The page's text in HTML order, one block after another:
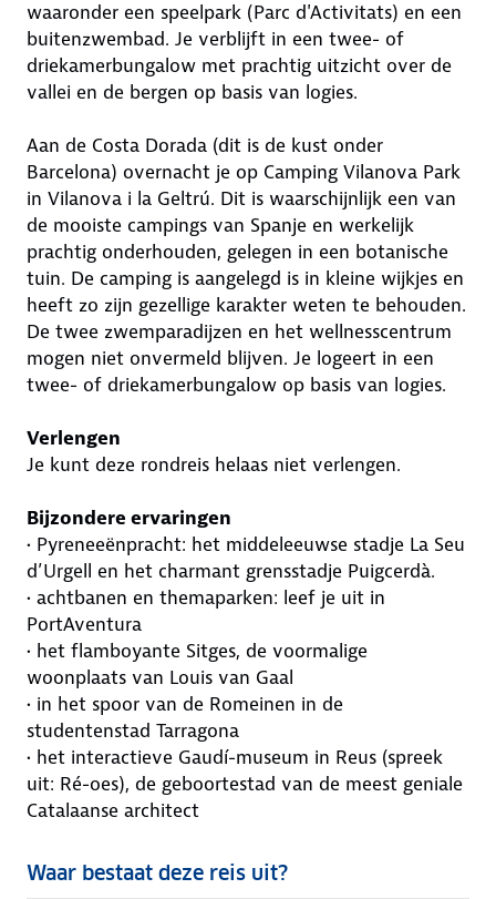
waaronder een speelpark (Parc d'Activitats) en een
buitenzwembad. Je verblijft in een twee- of
driekamerbungalow met prachtig uitzicht over de
vallei en de bergen op basis van logies.
Aan de Costa Dorada (dit is de kust onder
Barcelona) overnacht je op Camping Vilanova Park
in Vilanova i la Geltrú. Dit is waarschijnlijk een van
de mooiste campings van Spanje en werkelijk
prachtig onderhouden, gelegen in een botanische
tuin. De camping is aangelegd is in kleine wijkjes en
heeft zo zijn gezellige karakter weten te behouden.
De twee zwemparadijzen en het wellnesscentrum
mogen niet onvermeld blijven. Je logeert in een
twee- of driekamerbungalow op basis van logies.
Verlengen
Je kunt deze rondreis helaas niet verlengen.
Bijzondere ervaringen
• Pyreneeënpracht: het middeleeuwse stadje La Seu
d’Urgell en het charmant grensstadje Puigcerdà.
• achtbanen en themaparken: leef je uit in
PortAventura
• het flamboyante Sitges, de voormalige
woonplaats van Louis van Gaal
• in het spoor van de Romeinen in de
studentenstad Tarragona
• het interactieve Gaudí-museum in Reus (spreek
uit: Ré-oes), de geboortestad van de meest geniale
Catalaanse architect
Waar bestaat deze reis uit?